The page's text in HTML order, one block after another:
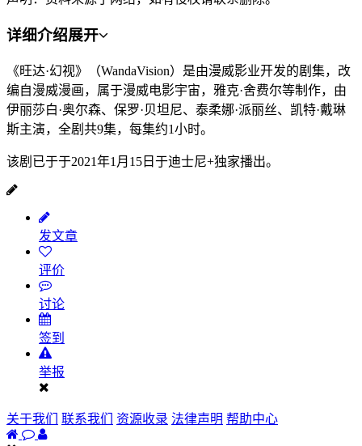
详细介绍展开
《旺达·幻视》（WandaVision）是由漫威影业开发的剧集，改
编自漫威漫画，属于漫威电影宇宙，雅克·舍费尔等制作，由
伊丽莎白·奥尔森、保罗·贝坦尼、泰柔娜·派丽丝、凯特·戴琳
斯主演，全剧共9集，每集约1小时。
该剧已于于2021年1月15日于迪士尼+独家播出。
发文章
评价
讨论
签到
举报
关于我们 联系我们 资源收录 法律声明 帮助中心